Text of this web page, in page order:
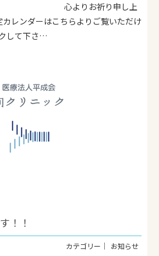
よう、 心よりお祈り申し上
カレンダーはこちらよりご覧いただけ
して下さ…
！！
お知らせ